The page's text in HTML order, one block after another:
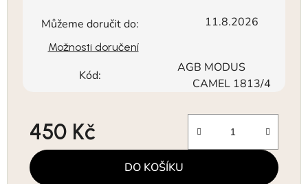
Můžeme doručit do: 11.8.2026
Možnosti doručení
Kód:
AGB MODUS
CAMEL 1813/4
450 Kč
Měrná cena:
DO KOŠÍKU